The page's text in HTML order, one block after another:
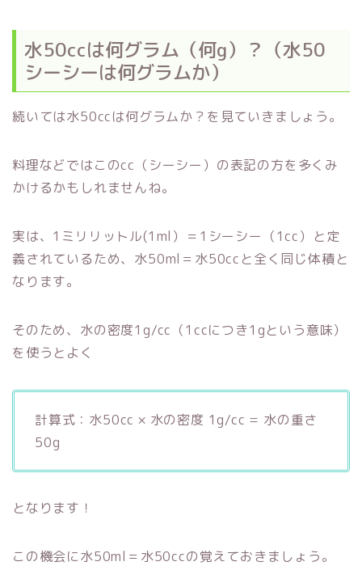
水50ccは何グラム（何g）？（水50
シーシーは何グラムか）
続いては水50ccは何グラムか？を見ていきましょう。
料理などではこのcc（シーシー）の表記の方を多くみ
かけるかもしれませんね。
実は、1ミリリットル(1ml）＝1シーシー（1cc）と定
義されているため、水50ml＝水50ccと全く同じ体積と
なります。
そのため、水の密度1g/cc（1ccにつき1gという意味）
を使うとよく
計算式：水50cc × 水の密度 1g/cc = 水の重さ
50g
となります！
この機会に水50ml＝水50ccの覚えておきましょう。